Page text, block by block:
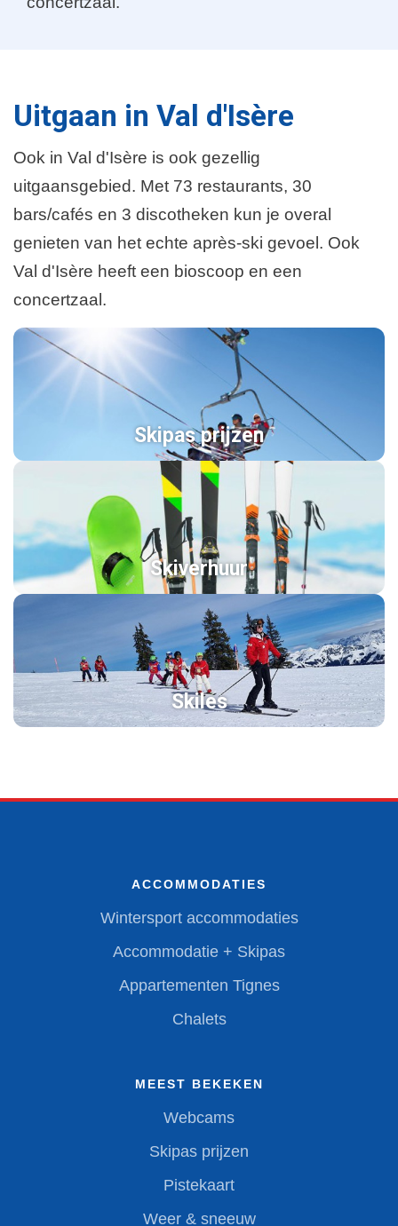
Uitgaan in Val d'Isère
Ook in Val d'Isère is ook gezellig
uitgaansgebied. Met 73 restaurants, 30
bars/cafés en 3 discotheken kun je overal
genieten van het echte après-ski gevoel. Ook
Val d'Isère heeft een bioscoop en een
concertzaal.
Skipas prijzen
Skiverhuur
Skiles
ACCOMMODATIES
Wintersport accommodaties
Accommodatie + Skipas
Appartementen Tignes
Chalets
MEEST BEKEKEN
Webcams
Skipas prijzen
Pistekaart
Weer & sneeuw